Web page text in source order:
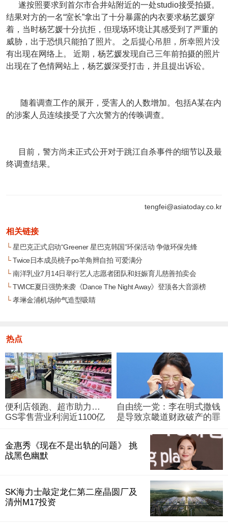
遂按照要求到首尔市合井站附近的一处studio接受拍摄。
结果对方的一名“室长”拿出了十分暴露的内衣要求杨艺媛穿
着，当时杨艺媛十分抗拒，但现场环境让其感受到了严重的
威胁，出于恐惧只能拍了照片。 之后提心吊胆，所幸照片没
有出现在网络上。 近期，杨艺媛发现自己三年前拍摄的照片
出现在了色情网站上，杨艺媛深受打击，并且提出诉讼。
随着调查工作的展开，受害人的人数增加。包括A某在内
的涉案人员连续接受了六次警方的传唤调查。
目前，警方尚未正式公开对于跳江自杀事件的细节以及最
终调查结果。
tengfei@asiatoday.co.kr
相关链接
└星巴克正式启动“Greener 星巴克韩国”环保活动 争做环保先锋
└Twice日本成员桃子po羊角辫自拍 可爱满分
└南洋乳业7月14日举行艺人志愿者团队和妊娠育儿慈善拍卖会
└TWICE夏日强势来袭《Dance The Night Away》登顶各大音源榜
└孝琳金浦机场帅气造型吸睛
热点
便利店领跑、超市助力…
GS零售营业利润近1100亿
自由统一党：李在明式撒钱
是导致京畿道财政破产的罪
金惠秀《现在不是出轨的问题》 挑
战黑色幽默
SK海力士敲定龙仁第二座晶圆厂及
清州M17投资